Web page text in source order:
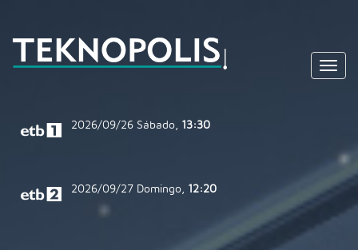
2026/09/26 Sábado, 13:30
2026/09/27 Domingo, 12:20